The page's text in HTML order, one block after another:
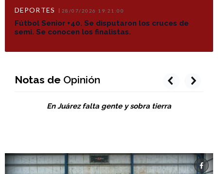
DEPORTES 28/07/2026 19:21:00
Fútbol Senior +40. Se disputaron los cruces de
semi. Se conocen los finalistas.
Notas de Opinión
En Juárez falta gente y sobra tierra
prev next